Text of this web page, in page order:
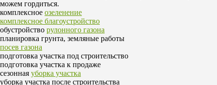
можем гордиться.
комплексное озеленение
комплексное благоустройство
обустройство рулонного газона
планировка грунта, земляные работы
посев газона
подготовка участка под строительство
подготовка участка к продаже
сезонная уборка участка
уборка участка после строительства